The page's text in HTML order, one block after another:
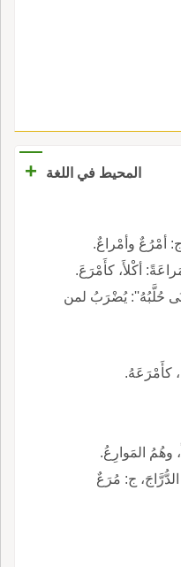
المحيط في اللغة +
حُلَّبُهُ'': يُضْرَبُ لمن
وهُمُ المَوارِعُ.
ـ مُرَعَةُ والمُرْعَةُ: طائِرٌ يُشْبِهُ الدُّرَّاجَ، ج: مُرَعٌ